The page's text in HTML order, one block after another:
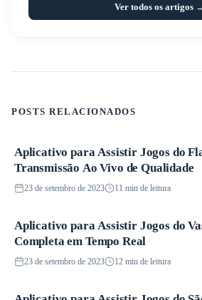
Ver todos os artigos
POSTS RELACIONADOS
Futebol
Aplicativo para Assistir Jogos do
Transmissão Ao Vivo de Qualidade
23 de setembro de 2023 11 min de leitura
Futebol
Aplicativo para Assistir Jogos do
Completa em Tempo Real
23 de setembro de 2023 12 min de leitura
Futebol